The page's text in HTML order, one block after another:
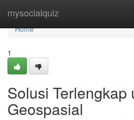
mysocialquiz
Home
Home
1
Solusi Terlengkap
Geospasial